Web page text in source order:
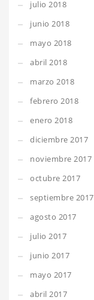
julio 2018
junio 2018
mayo 2018
abril 2018
marzo 2018
febrero 2018
enero 2018
diciembre 2017
noviembre 2017
octubre 2017
septiembre 2017
agosto 2017
julio 2017
junio 2017
mayo 2017
abril 2017